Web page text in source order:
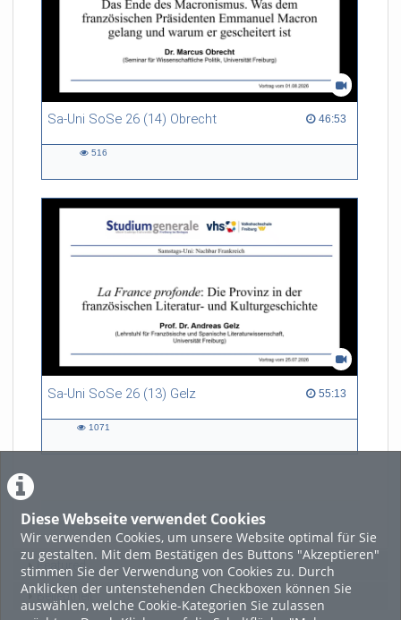
Diese Webseite verwendet Cookies
Wir verwenden Cookies, um unsere Website optimal für Sie
zu gestalten. Mit dem Bestätigen des Buttons "Akzeptieren"
stimmen Sie der Verwendung von Cookies zu. Durch
Anklicken der untenstehenden Checkboxen können Sie
auswählen, welche Cookie-Kategorien Sie zulassen
Sa-Uni SoSe 26 (14) Obrecht 46:53
46:53 duration
516
Sa-Uni SoSe 26 (13) Gelz 55:13
55:13 duration
1071
LADE MEHR
Featured
Beliebtheit